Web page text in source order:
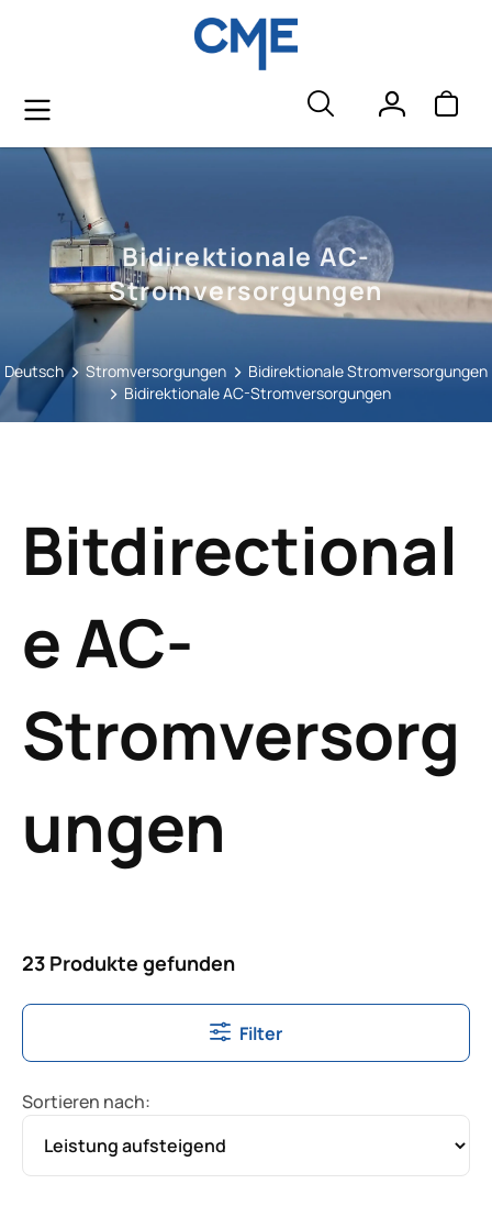
Bidirektionale AC-
Stromversorgungen
Deutsch Stromversorgungen
Bidirektionale Stromversorgungen
Bidirektionale AC-Stromversorgungen
Bitdirectional
e AC-
Stromversorg
ungen
23 Produkte gefunden
Filter
Sortieren nach: